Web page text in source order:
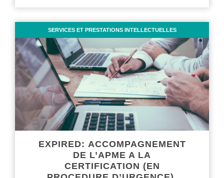
SERVICES ET PRESTATIONS INTELLECTUELLES
EXPIRED: ACCOMPAGNEMENT
DE L’APME A LA
CERTIFICATION (EN